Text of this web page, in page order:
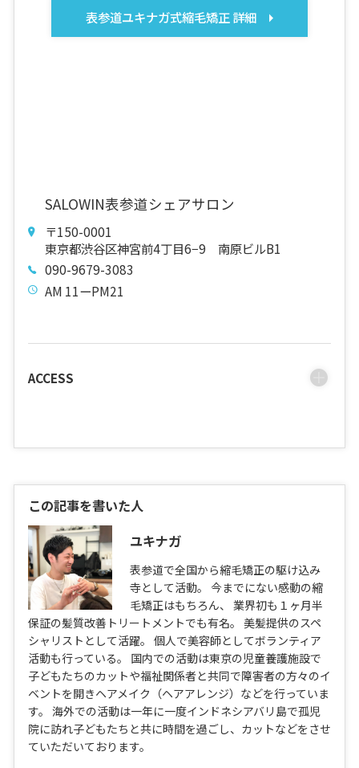
表参道ユキナガ式縮毛矯正 詳細
SALOWIN表参道シェアサロン
〒150-0001
東京都渋谷区神宮前4丁目6−9 南原ビルB1
090-9679-3083
AM 11ーPM21
ACCESS
この記事を書いた人
ユキナガ
表参道で全国から縮毛矯正の駆け込み
寺として活動。 今までにない感動の縮
毛矯正はもちろん、 業界初も１ヶ月半
保証の髪質改善トリートメントでも有名。 美髪提供のスペ
シャリストとして活躍。 個人で美容師としてボランティア
活動も行っている。 国内での活動は東京の児童養護施設で
子どもたちのカットや福祉関係者と共同で障害者の方々のイ
ベントを開きヘアメイク（ヘアアレンジ）などを行っていま
す。 海外での活動は一年に一度インドネシアバリ島で孤児
院に訪れ子どもたちと共に時間を過ごし、カットなどをさせ
ていただいております。